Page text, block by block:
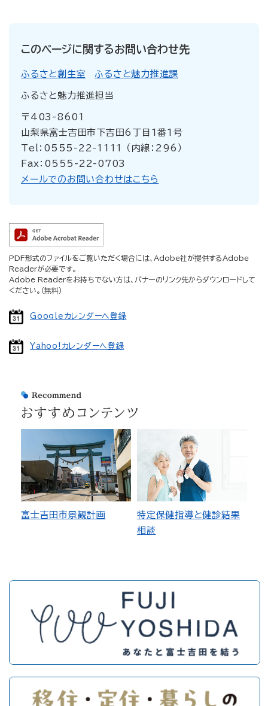
このページに関するお問い合わせ先
ふるさと創生室 ふるさと魅力推進課
ふるさと魅力推進担当
〒403-8601
山梨県富士吉田市下吉田6丁目1番1号
Tel：0555-22-1111 （内線：296）
Fax：0555-22-0703
メールでのお問い合わせはこちら
PDF形式のファイルをご覧いただく場合には、Adobe社が提供するAdobe
Readerが必要です。
Adobe Readerをお持ちでない方は、バナーのリンク先からダウンロードして
ください。（無料）
Googleカレンダーへ登録
Yahoo!カレンダーへ登録
おすすめコンテンツ
富士吉田市景観計画
特定保健指導と健診結果
相談